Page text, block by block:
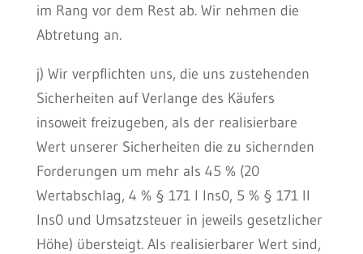
im Rang vor dem Rest ab. Wir nehmen die
Abtretung an.
j) Wir verpflichten uns, die uns zustehenden
Sicherheiten auf Verlange des Käufers
insoweit freizugeben, als der realisierbare
Wert unserer Sicherheiten die zu sichernden
Forderungen um mehr als 45 % (20
Wertabschlag, 4 % § 171 I Ins0, 5 % § 171 II
Ins0 und Umsatzsteuer in jeweils gesetzlicher
Höhe) übersteigt. Als realisierbarer Wert sind,